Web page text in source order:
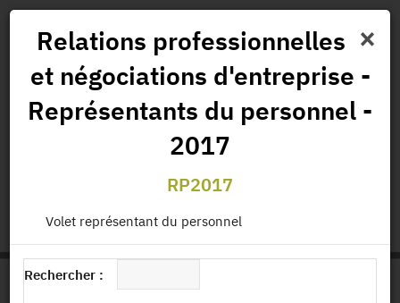
Actualités Projets Données
Publications
Missions
EN | FR
PAGE PRODUIT
×
Relations professionnelles
et négociations d'entreprise -
Représentants du personnel -
2017
RP2017
Volet représentant du personnel
Rechercher :